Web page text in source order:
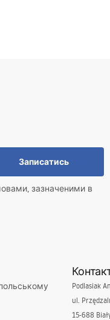
Записатись
зазначеними в
Podlasiak
ul.
15-688